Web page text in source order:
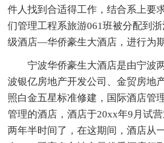
件人找到合适得工作，结合系上要
们管理工程系旅游061班被分配到
级酒店—华侨豪生大酒店，进行为
宁波华侨豪生大酒店是由宁波
波银亿房地产开发公司、金贸房地
照白金五星标准修建，国际酒店管
管理的酒店，酒店于20xx年9月试
两年半时间了，在这期间，酒店从